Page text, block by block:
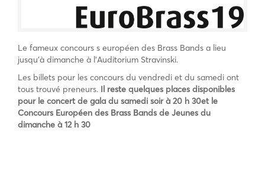
Le fameux concours s européen des Brass Bands a lieu
jusqu’à dimanche à l’Auditorium Stravinski.
Les billets pour les concours du vendredi et du samedi ont
tous trouvé preneurs. Il reste quelques places disponibles
pour le concert de gala du samedi soir à 20 h 30et le
Concours Européen des Brass Bands de Jeunes du
dimanche à 12 h 30